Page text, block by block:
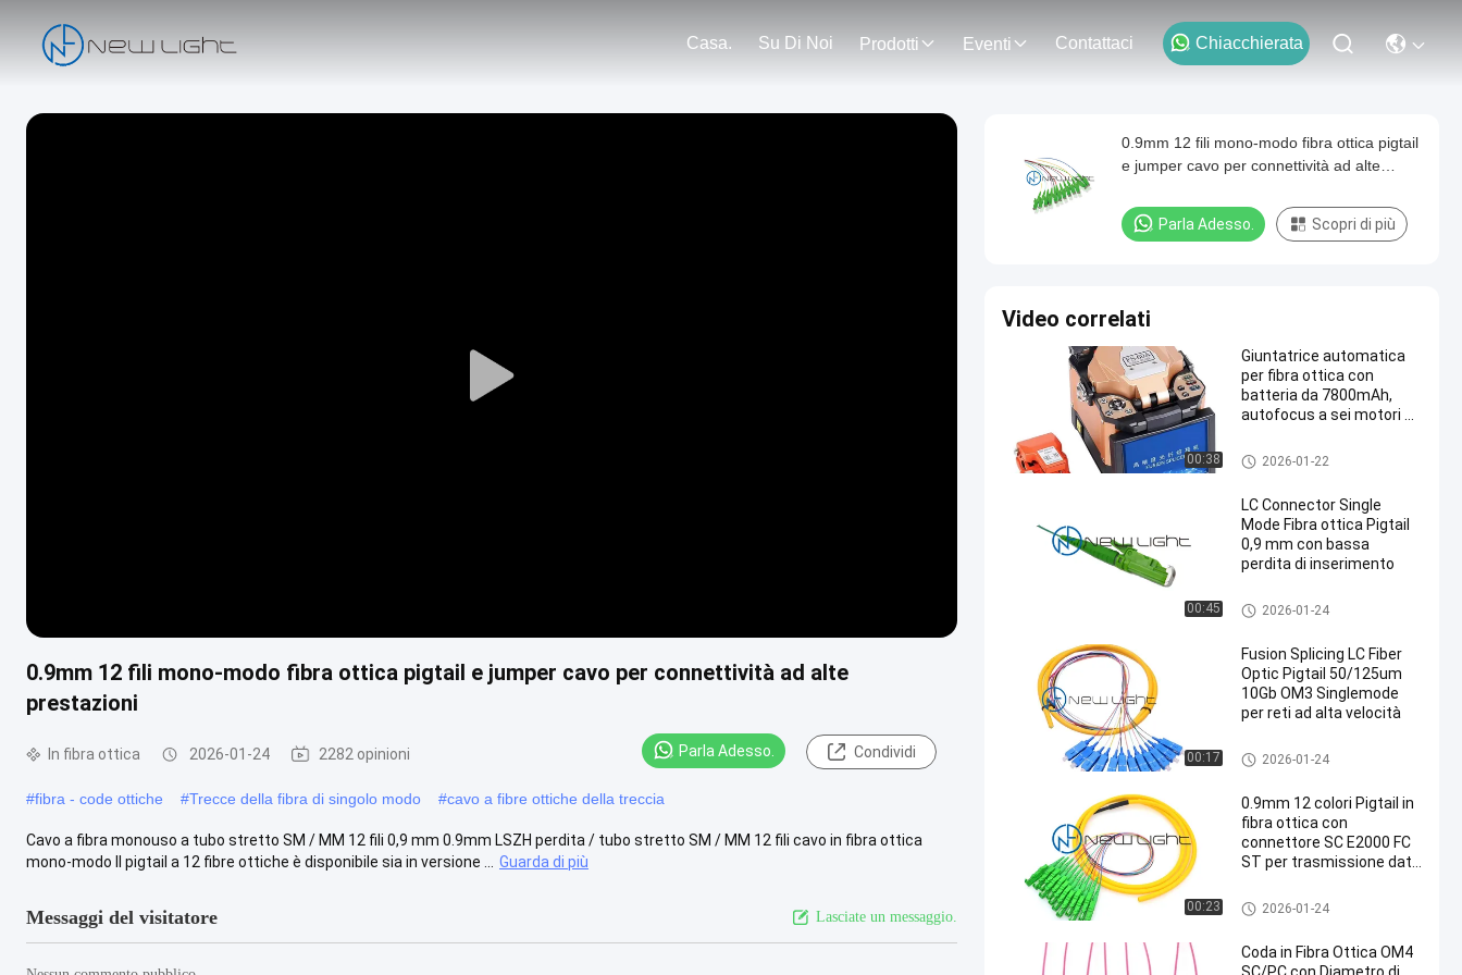
Casa. Su Di Noi Prodotti Eventi Contattaci Chiacchierata
Play
0.9mm 12 fili mono-modo fibra ottica pigtail e jumper cavo per connettività ad alte
prestazioni
In fibra ottica 2026-01-24 2282 opinioni Parla Adesso. Condividi
#fibra - code ottiche #Trecce della fibra di singolo modo #cavo a fibre ottiche della treccia
Cavo a fibra monouso a tubo stretto SM / MM 12 fili 0,9 mm 0.9mm LSZH perdita / tubo stretto SM / MM 12 fili cavo in fibra ottica
mono-modo Il pigtail a 12 fibre ottiche è disponibile sia in versione ...
Guarda di più
Messaggi del visitatore Lasciate un messaggio.
0.9mm 12 fili mono-modo fibra ottica pigtail
e jumper cavo per connettività ad alte
Parla Adesso. Scopri di più
Video correlati
00:38
Giuntatrice automatica
per fibra ottica con
batteria da 7800mAh,
autofocus a sei motori e
secondi
Strumenti di fibra ottica
2026-01-22
00:45
LC Connector Single
Mode Fibra ottica Pigtail
0,9 mm con bassa
perdita di inserimento
In fibra ottica
2026-01-24
00:17
Fusion Splicing LC Fiber
Optic Pigtail 50/125um
10Gb OM3 Singlemode
per reti ad alta velocità
In fibra ottica
2026-01-24
00:23
0.9mm 12 colori Pigtail in
fibra ottica con
connettore SC E2000 FC
ST per trasmissione dati
In fibra ottica
2026-01-24
Coda in Fibra Ottica OM4